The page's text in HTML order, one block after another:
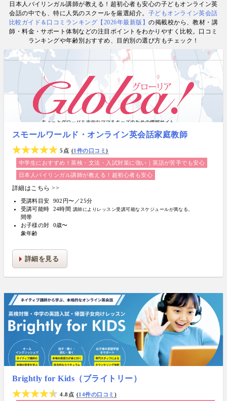
日本人バイリンガル講師が教える！超初心者も安心の子どもオンライン英
会話の中でも、特に人気のスクールを厳選紹介。 子どもオンライン英会話
比較ガイド＆口コミランキング【2026年最新版】の掲載校から、教材・講
師・料金・サポート体制などの注目ポイントをわかりやすく比較。口コミ
ランキングや年齢別おすすめ、目的別の選び方もチェック！
スモールワールド・オンライン英会話家庭教師
5点
1件の口コミ
中学生におすすめ！英検・文法・入試対策に強い｜英語が苦手でも安心
日本人バイリンガル講師が教える！超初心者も安心
詳細はこちら >>
受講料目安
902円〜／25分
受講可能時
間帯
24時間 講師によりレッスン受講可能なスケジュールが異なる。
お子様の対
象年齢
0歳〜
詳細を見る
Brightly for Kids（ブライトリー）
4.8点
14件の口コミ